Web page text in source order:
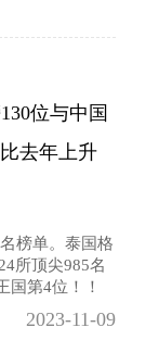
位与中国
去年上升
榜单。泰国格
所顶尖985名
国第4位！！
2023-11-09